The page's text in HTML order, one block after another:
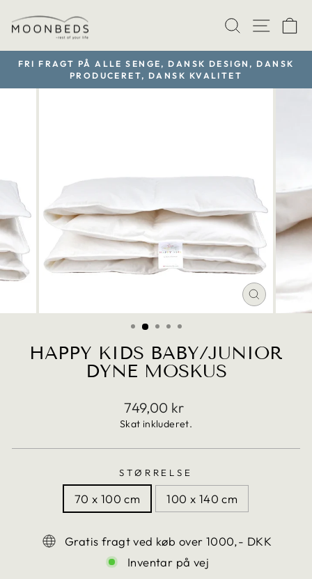
Sæt
FRI FRAGT PÅ ALLE SENGE, DANSK DESIGN, DANSK
PRODUCERET, DANSK KVALITET
LUK
(ESC)
HAPPY KIDS BABY/JUNIOR
DYNE MOSKUS
Translation
missing:
749,00 kr
Skat inkluderet.
STØRRELSE
70 x 100 cm 100 x 140 cm
Gratis fragt ved køb over 1000,- DKK
Inventar på vej